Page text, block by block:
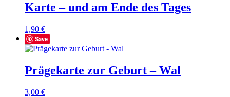
Karte – und am Ende des Tages
1,90 €
Save
Prägekarte zur Geburt – Wal
3,00 €